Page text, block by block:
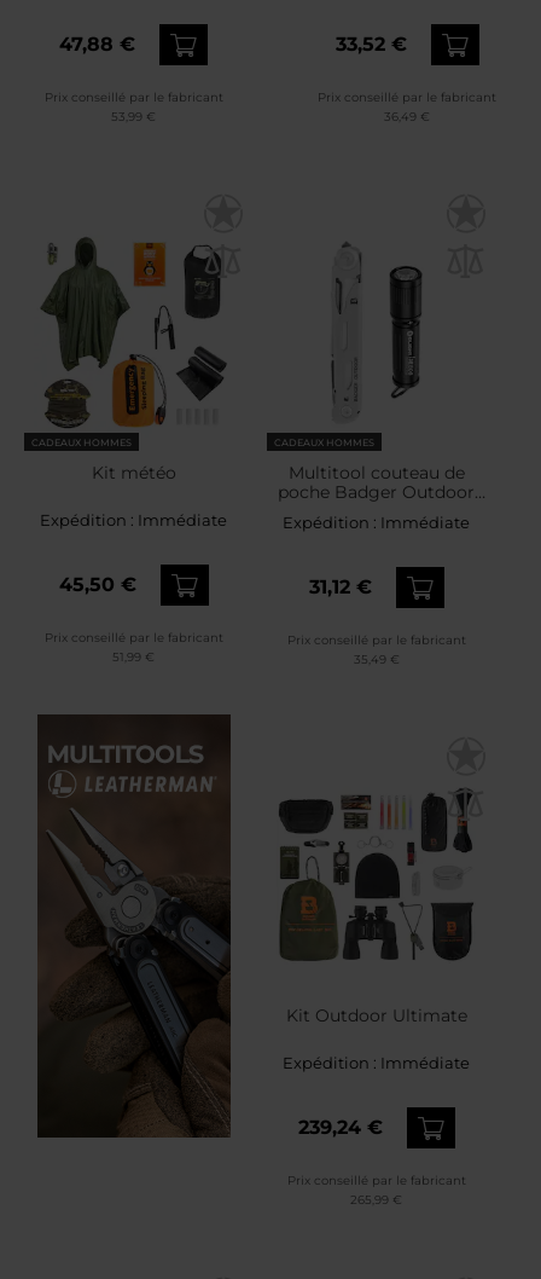
47,88 €
Prix conseillé par le fabricant
53,99 €
33,52 €
Prix conseillé par le fabricant
36,49 €
CADEAUX HOMMES
Kit météo
Expédition : Immédiate
45,50 €
Prix conseillé par le fabricant
51,99 €
CADEAUX HOMMES
Multitool couteau de
poche Badger Outdoor
Spike + lampe de poche
Olight I3E EOS - set
Expédition : Immédiate
31,12 €
Prix conseillé par le fabricant
35,49 €
Kit Outdoor Ultimate
Expédition : Immédiate
239,24 €
Prix conseillé par le fabricant
265,99 €